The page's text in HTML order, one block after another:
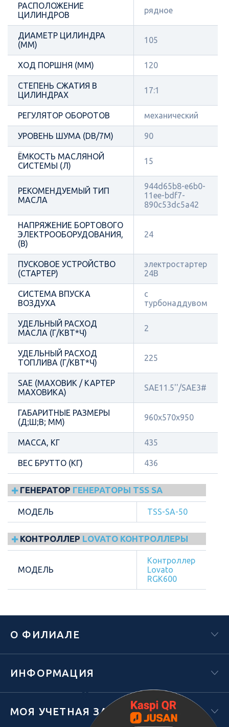
РАСПОЛОЖЕНИЕ
ЦИЛИНДРОВ
рядное
ДИАМЕТР ЦИЛИНДРА
(ММ)
105
ХОД ПОРШНЯ (ММ) 120
СТЕПЕНЬ СЖАТИЯ В
ЦИЛИНДРАХ
17:1
РЕГУЛЯТОР ОБОРОТОВ механический
УРОВЕНЬ ШУМА (DB/7М) 90
ЁМКОСТЬ МАСЛЯНОЙ
СИСТЕМЫ (Л)
15
РЕКОМЕНДУЕМЫЙ ТИП
МАСЛА
944d65b8-e6b0-
11ee-bdf7-
890c53dc5a42
НАПРЯЖЕНИЕ БОРТОВОГО
ЭЛЕКТРООБОРУДОВАНИЯ,
(В)
24
ПУСКОВОЕ УСТРОЙСТВО
(СТАРТЕР)
электростартер
24В
СИСТЕМА ВПУСКА
ВОЗДУХА
с
турбонаддувом
УДЕЛЬНЫЙ РАСХОД
МАСЛА (Г/КВТ*Ч)
2
УДЕЛЬНЫЙ РАСХОД
ТОПЛИВА (Г/КВТ*Ч)
225
SAE (МАХОВИК / КАРТЕР
МАХОВИКА)
SAE11.5''/SAE3#
ГАБАРИТНЫЕ РАЗМЕРЫ
(Д;Ш;В; ММ)
960x570x950
МАССА, КГ 435
ВЕС БРУТТО (КГ) 436
ГЕНЕРАТОР ГЕНЕРАТОРЫ TSS SA
МОДЕЛЬ TSS-SA-50
КОНТРОЛЛЕР LOVATO КОНТРОЛЛЕРЫ
МОДЕЛЬ
Контроллер
Lovato
RGK600
Х
О ФИЛИАЛЕ
ИНФОРМАЦИЯ
МОЯ УЧЕТНАЯ ЗАПИСЬ